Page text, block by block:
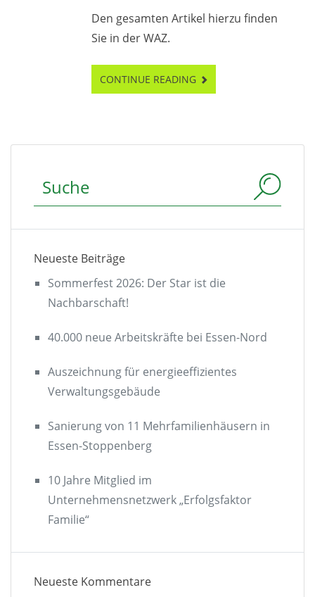
Den gesamten Artikel hierzu finden
Sie in der WAZ.
CONTINUE READING
Neueste Beiträge
Sommerfest 2026: Der Star ist die
Nachbarschaft!
40.000 neue Arbeitskräfte bei Essen-Nord
Auszeichnung für energieeffizientes
Verwaltungsgebäude
Sanierung von 11 Mehrfamilienhäusern in
Essen-Stoppenberg
10 Jahre Mitglied im
Unternehmensnetzwerk „Erfolgsfaktor
Familie“
Neueste Kommentare